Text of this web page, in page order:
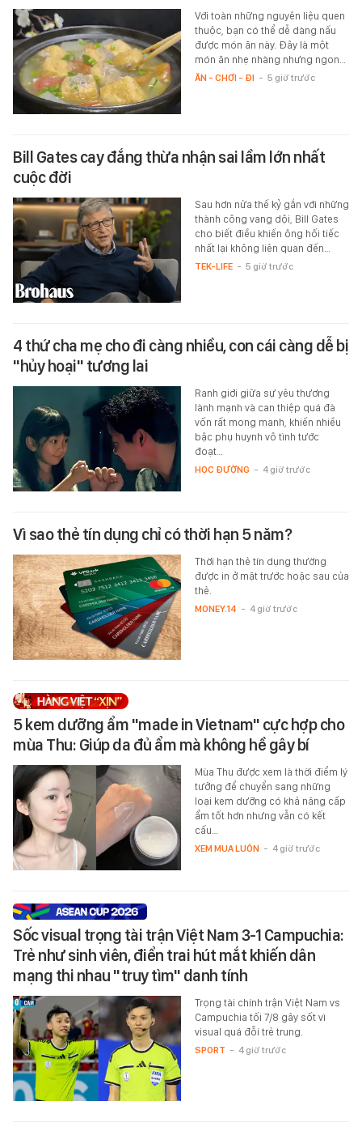
Với toàn những nguyên liệu quen
thuộc, bạn có thể dễ dàng nấu
được món ăn này. Đây là một
món ăn nhẹ nhàng nhưng ngon…
ĂN - CHƠI - ĐI - 5 giờ trước
Bill Gates cay đắng thừa nhận sai lầm lớn nhất
cuộc đời
Sau hơn nửa thế kỷ gắn với những
thành công vang dội, Bill Gates
cho biết điều khiến ông hối tiếc
nhất lại không liên quan đến…
TEK-LIFE - 5 giờ trước
4 thứ cha mẹ cho đi càng nhiều, con cái càng dễ bị
"hủy hoại" tương lai
Ranh giới giữa sự yêu thương
lành mạnh và can thiệp quá đà
vốn rất mong manh, khiến nhiều
bậc phụ huynh vô tình tước
đoạt…
HỌC ĐƯỜNG - 4 giờ trước
Vì sao thẻ tín dụng chỉ có thời hạn 5 năm?
Thời hạn thẻ tín dụng thường
được in ở mặt trước hoặc sau của
thẻ.
MONEY.14 - 4 giờ trước
5 kem dưỡng ẩm "made in Vietnam" cực hợp cho
mùa Thu: Giúp da đủ ẩm mà không hề gây bí
Mùa Thu được xem là thời điểm lý
tưởng để chuyển sang những
loại kem dưỡng có khả năng cấp
ẩm tốt hơn nhưng vẫn có kết
cấu…
XEM MUA LUÔN - 4 giờ trước
Sốc visual trọng tài trận Việt Nam 3-1 Campuchia:
Trẻ như sinh viên, điển trai hút mắt khiến dân
mạng thi nhau "truy tìm" danh tính
Trọng tài chính trận Việt Nam vs
Campuchia tối 7/8 gây sốt vì
visual quá đỗi trẻ trung.
SPORT - 4 giờ trước